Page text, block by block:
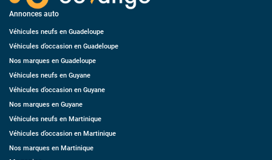
Annonces auto
Véhicules neufs en Guadeloupe
Véhicules d’occasion en Guadeloupe
Nos marques en Guadeloupe
Véhicules neufs en Guyane
Véhicules d’occasion en Guyane
Nos marques en Guyane
Véhicules neufs en Martinique
Véhicules d’occasion en Martinique
Nos marques en Martinique